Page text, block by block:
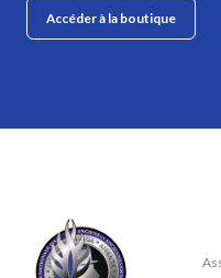
Accéder à la boutique